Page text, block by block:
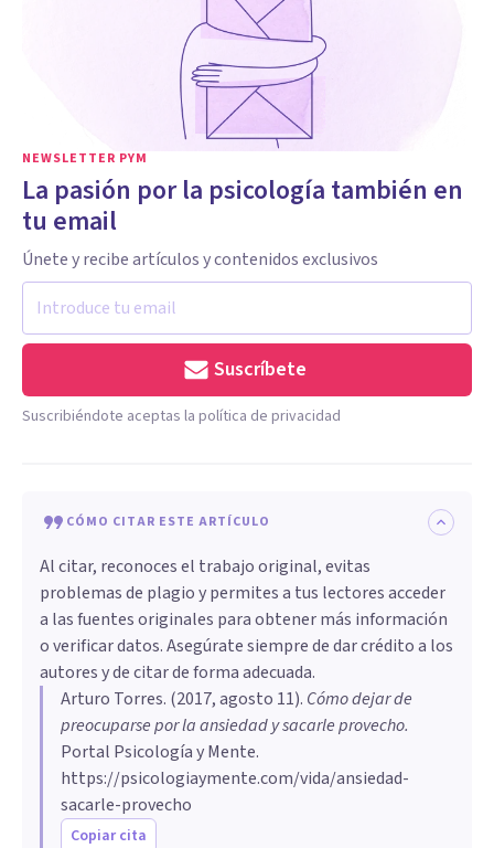
NEWSLETTER PYM
La pasión por la psicología también en
tu email
Únete y recibe artículos y contenidos exclusivos
Suscríbete
Suscribiéndote aceptas la política de privacidad
CÓMO CITAR ESTE ARTÍCULO
Al citar, reconoces el trabajo original, evitas
problemas de plagio y permites a tus lectores acceder
a las fuentes originales para obtener más información
o verificar datos. Asegúrate siempre de dar crédito a los
autores y de citar de forma adecuada.
Arturo Torres. (2017, agosto 11). ​Cómo dejar de
preocuparse por la ansiedad y sacarle provecho.
Portal Psicología y Mente.
https://psicologiaymente.com/vida/ansiedad-
sacarle-provecho
Copiar cita